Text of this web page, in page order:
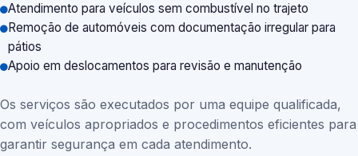
Atendimento para veículos sem combustível no trajeto
Remoção de automóveis com documentação irregular para
pátios
Apoio em deslocamentos para revisão e manutenção
Os serviços são executados por uma equipe qualificada,
com veículos apropriados e procedimentos eficientes para
garantir segurança em cada atendimento.